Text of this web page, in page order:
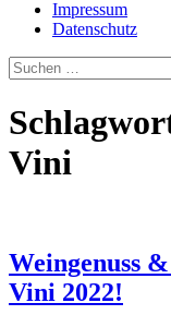
Impressum
Datenschutz
Suchen
nach:
Vini
Weingenuss
Vini 2022!